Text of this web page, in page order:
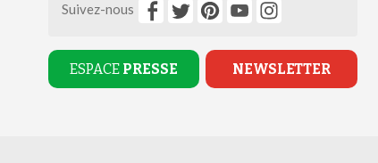
Suivez-nous
ESPACE PRESSE NEWSLETTER